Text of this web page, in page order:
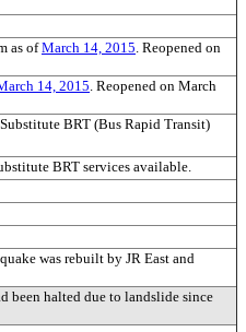
as ofMarch 14, 2015. Reopened on
14, 2015. Reopened on March
BRT (Bus Rapid Transit)
BRT services available.
was rebuilt by JR East and
been halted due to landslide since